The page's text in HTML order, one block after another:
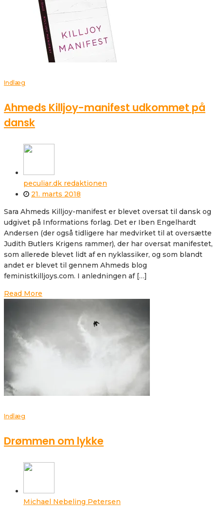
Indlæg
Ahmeds Killjoy-manifest udkommet på
dansk
peculiar.dk redaktionen
21. marts 2018
Sara Ahmeds Killjoy-manifest er blevet oversat til dansk og
udgivet på Informations forlag. Det er Iben Engelhardt
Andersen (der også tidligere har medvirket til at oversætte
Judith Butlers Krigens rammer), der har oversat manifestet,
som allerede blevet lidt af en nyklassiker, og som blandt
andet er blevet til gennem Ahmeds blog
feministkilljoys.com. I anledningen af […]
Read More
Indlæg
Drømmen om lykke
Michael Nebeling Petersen